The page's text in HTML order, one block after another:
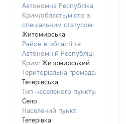
Автономна Республіка
Крим/область/місто зі
спеціальним статусом:
Житомирська
Район в області та
Автономній Республіці
Крим: Житомирський
Територіальна громада:
Тетерівська
Тип населеного пункту:
Село
Населений пункт:
Тетерівка